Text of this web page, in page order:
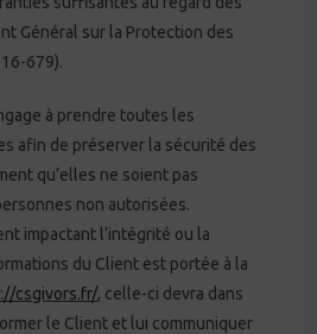
Général sur la Protection des
679).
à prendre toutes les
afin de préserver la sécurité des
qu’elles ne soient pas
non autorisées.
impactant l’intégrité ou la
du Client est portée à la
csgivors.fr/, celle-ci devra dans
le Client et lui communiquer